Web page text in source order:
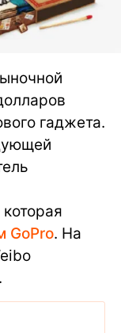
гаджета.
GoPro. На